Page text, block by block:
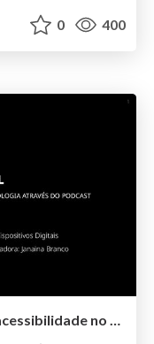
0 400
Foco Acessível: a promoção da acessibilidade no mercado da tecnologia através do podcast